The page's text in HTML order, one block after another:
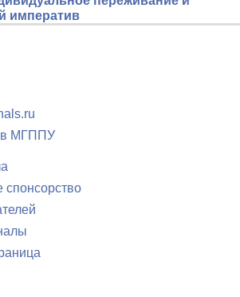
императив
МГППУ